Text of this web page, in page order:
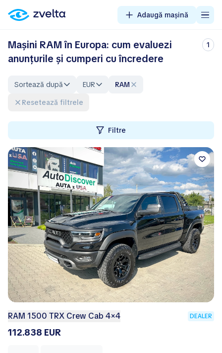
Adaugă mașină
Mașini RAM în Europa: cum evaluezi
anunțurile și cumperi cu încredere
1
Sortează după EUR
RAM
Resetează filtrele
Filtre
RAM 1500 TRX Crew Cab 4×4 DEALER
112.838 EUR